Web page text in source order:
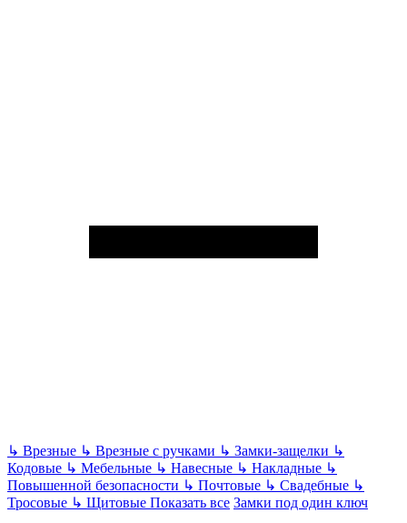
↳ Врезные ↳ Врезные с ручками ↳ Замки-защелки ↳
Кодовые ↳ Мебельные ↳ Навесные ↳ Накладные ↳
Повышенной безопасности ↳ Почтовые ↳ Свадебные ↳
Тросовые ↳ Щитовые Показать все Замки под один ключ